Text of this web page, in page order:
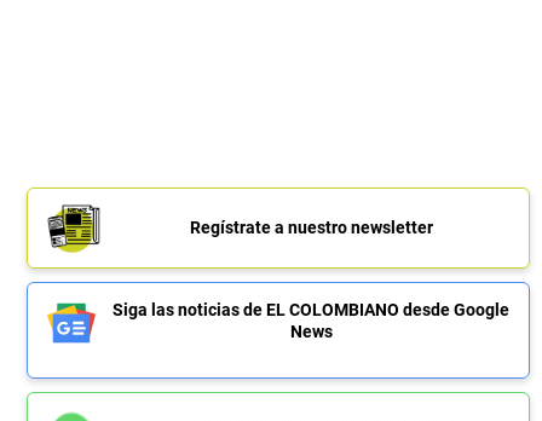
Regístrate a nuestro newsletter
Siga las noticias de EL COLOMBIANO desde Google
News